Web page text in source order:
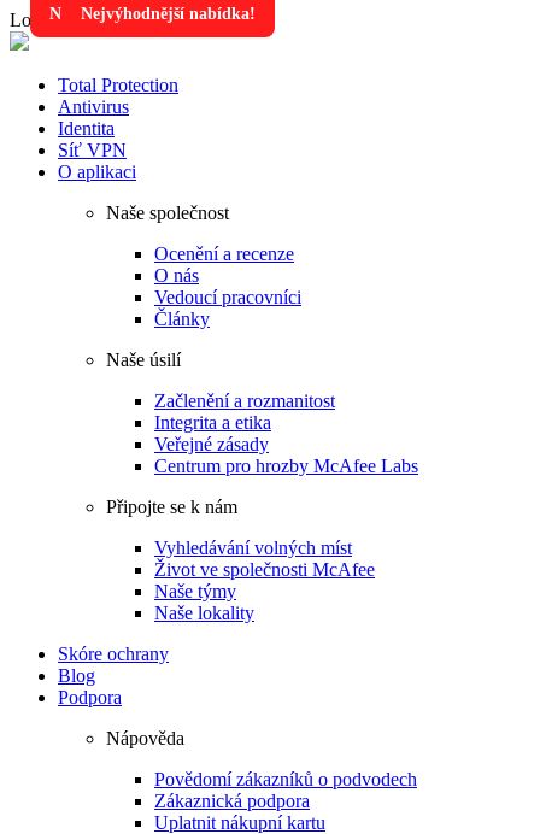
Loading...
Total Protection
Antivirus
Identita
Síť VPN
O aplikaci
Naše společnost
Ocenění a recenze
O nás
Vedoucí pracovníci
Články
Naše úsilí
Začlenění a rozmanitost
Integrita a etika
Veřejné zásady
Centrum pro hrozby McAfee Labs
Připojte se k nám
Vyhledávání volných míst
Život ve společnosti McAfee
Naše týmy
Naše lokality
Skóre ochrany
Blog
Podpora
Nápověda
Povědomí zákazníků o podvodech
Zákaznická podpora
Uplatnit nákupní kartu
Nejvýhodnější nabídka!
Nejvýhodnější nabídka!